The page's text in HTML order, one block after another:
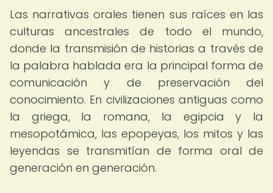
Las narrativas orales tienen sus raíces en las
culturas ancestrales de todo el mundo,
donde la transmisión de historias a través de
la palabra hablada era la principal forma de
comunicación y de preservación del
conocimiento. En civilizaciones antiguas como
la griega, la romana, la egipcia y la
mesopotámica, las epopeyas, los mitos y las
leyendas se transmitían de forma oral de
generación en generación.